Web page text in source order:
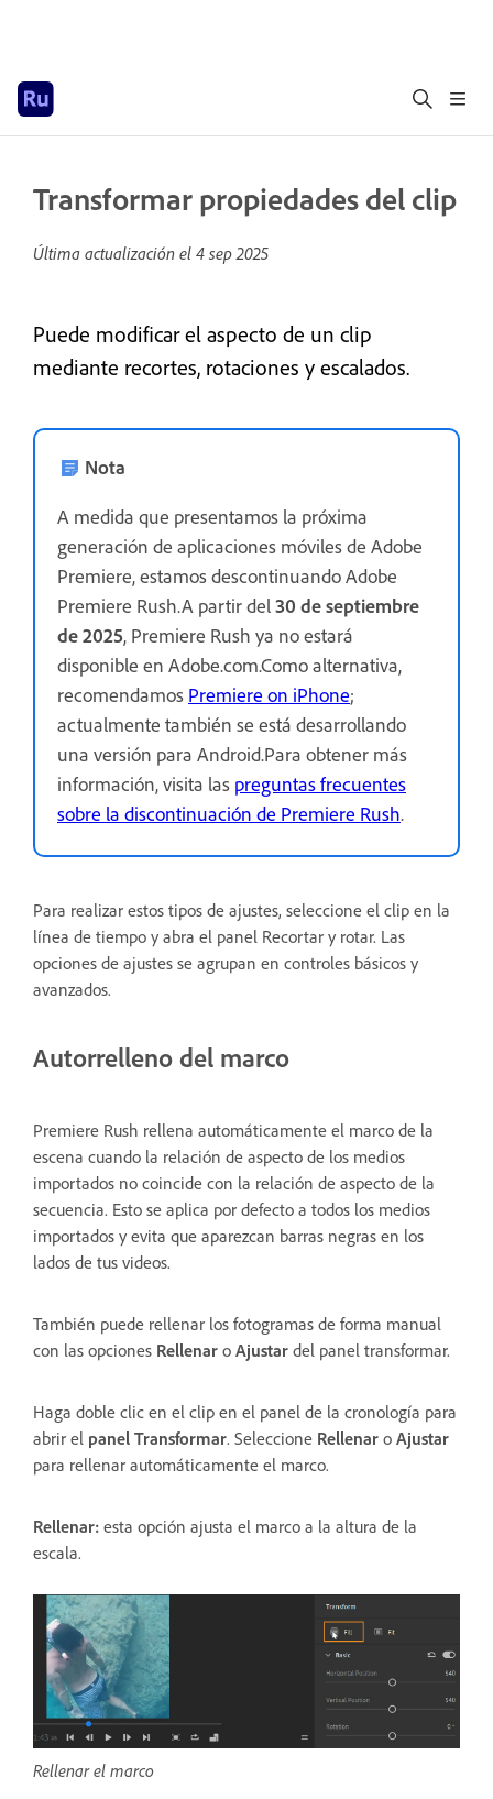
Transformar propiedades del clip
Última actualización el 4 sep 2025
Puede modificar el aspecto de un clip
mediante recortes, rotaciones y escalados.
Nota
A medida que presentamos la próxima
generación de aplicaciones móviles de Adobe
Premiere, estamos descontinuando Adobe
Premiere Rush.A partir del30 de septiembre
de 2025, Premiere Rush ya no estará
disponible en Adobe.com.Como alternativa,
recomendamos Premiere on iPhone;
actualmente también se está desarrollando
una versión para Android.Para obtener más
información, visita las preguntas frecuentes
sobre la discontinuación de Premiere Rush.
Para realizar estos tipos de ajustes, seleccione el clip en la
línea de tiempo y abra el panel Recortar y rotar. Las
opciones de ajustes se agrupan en controles básicos y
avanzados.
Autorrelleno del marco
Premiere Rush rellena automáticamente el marco de la
escena cuando la relación de aspecto de los medios
importados no coincide con la relación de aspecto de la
secuencia. Esto se aplica por defecto a todos los medios
importados y evita que aparezcan barras negras en los
lados de tus videos.
También puede rellenar los fotogramas de forma manual
con las opciones Rellenar o Ajustar del panel transformar.
Haga doble clic en el clip en el panel de la cronología para
abrir el panel Transformar. Seleccione Rellenar o Ajustar
para rellenar automáticamente el marco.
Rellenar: esta opción ajusta el marco a la altura de la
escala.
Rellenar el marco